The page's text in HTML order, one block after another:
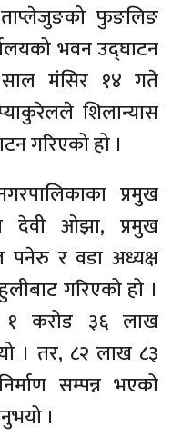
ताप्लेजुङको फुङलिङ
भवन उद्‌घाटन
मंसिर १४ गते
शिलान्यास
गरिएको हो ।
प्रमुख
देवी ओझा, प्रमुख
पनेरु र वडा अध्यक्ष
गरिएको हो ।
१ करोड ३६ लाख
। तर, ८२ लाख ८३
सम्पन्न भएको
।